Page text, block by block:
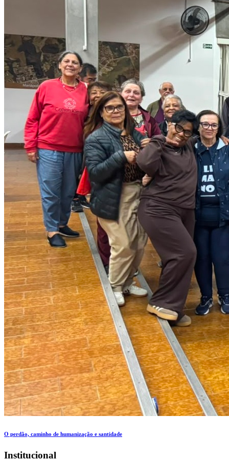
O perdão, caminho de humanização e santidade
Institucional